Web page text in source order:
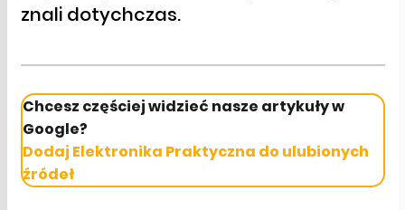
znali dotychczas.
Chcesz częściej widzieć nasze artykuły w
Google?
Dodaj Elektronika Praktyczna do ulubionych
źródeł